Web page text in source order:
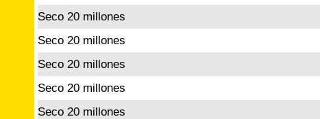
Seco 20 millones
Seco 20 millones
Seco 20 millones
Seco 20 millones
Seco 20 millones